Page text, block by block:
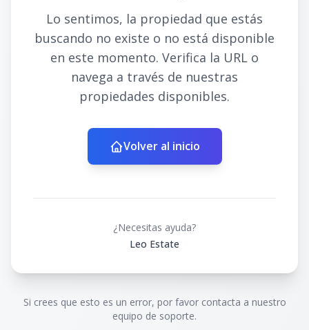
Lo sentimos, la propiedad que estás
buscando no existe o no está disponible
en este momento. Verifica la URL o
navega a través de nuestras
propiedades disponibles.
Volver al inicio
¿Necesitas ayuda?
Leo Estate
Si crees que esto es un error, por favor contacta a nuestro
equipo de soporte.